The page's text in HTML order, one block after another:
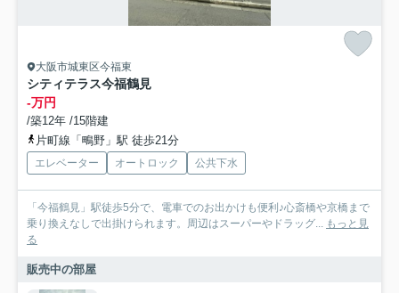
大阪市城東区今福東
シティテラス今福鶴見
-万円
/築12年 /15階建
片町線「鴫野」駅 徒歩21分
エレベーター オートロック 公共下水
「今福鶴見」駅徒歩5分で、電車でのお出かけも便利♪心斎橋や京橋まで
乗り換えなしで出掛けられます。周辺はスーパーやドラッグ... もっと見
る
販売中の部屋